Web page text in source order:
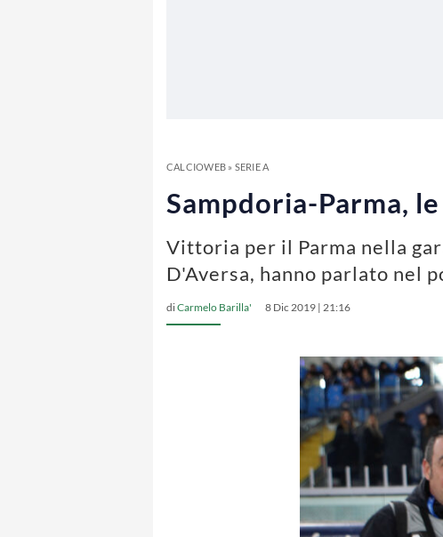
CALCIOWEB» SERIE A
Sampdoria-Parma,
Vittoria per il Parma nella
D'Aversa, hanno parlato nel
diCarmelo Barilla' 8 Dic 2019 | 21:16